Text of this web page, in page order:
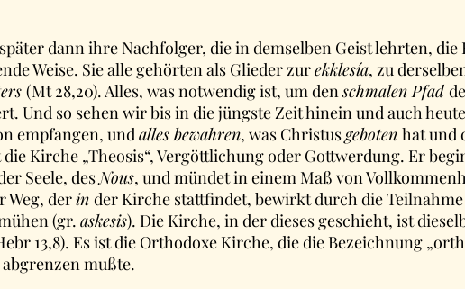
dann ihre Nachfolger, die in demselben Geist lehrten,
Weise. Sie alle gehörten als Glieder zurekklesía, zu
(Mt 28,20). Alles, was notwendig ist, um denschmalen Pfad
Und so sehen wir bis in die jüngste Zeit hinein und auch
empfangen, undalles bewahren, was Christusgeboten hat und
Kirche „Theosis“, Vergöttlichung oder Gottwerdung. Er
Seele, desNous, und mündet in einem Maß von
Weg, derin der Kirche stattfindet, bewirkt durch die
(gr. askesis). Die Kirche, in der dieses geschieht, ist
13,8). Es ist die Orthodoxe Kirche, die die Bezeichnung
mußte.